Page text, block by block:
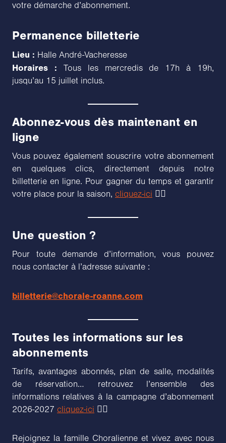
votre démarche d’abonnement.
Permanence billetterie
Lieu : Halle André-Vacheresse
Horaires : Tous les mercredis de 17h à 19h,
jusqu’au 15 juillet inclus.
Abonnez-vous dès maintenant en
ligne
Vous pouvez également souscrire votre abonnement
en quelques clics, directement depuis notre
billetterie en ligne. Pour gagner du temps et garantir
votre place pour la saison, cliquez-ici 👈🏼
Une question ?
Pour toute demande d’information, vous pouvez
nous contacter à l’adresse suivante :
billetterie@chorale-roanne.com
Toutes les informations sur les
abonnements
Tarifs, avantages abonnés, plan de salle, modalités
de réservation… retrouvez l’ensemble des
informations relatives à la campagne d’abonnement
2026-2027 cliquez-ici 👈🏼
Rejoignez la famille Choralienne et vivez avec nous